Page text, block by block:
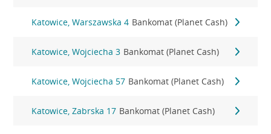
Katowice, Warszawska 4 Bankomat (Planet Cash)
Katowice, Wojciecha 3 Bankomat (Planet Cash)
Katowice, Wojciecha 57 Bankomat (Planet Cash)
Katowice, Zabrska 17 Bankomat (Planet Cash)